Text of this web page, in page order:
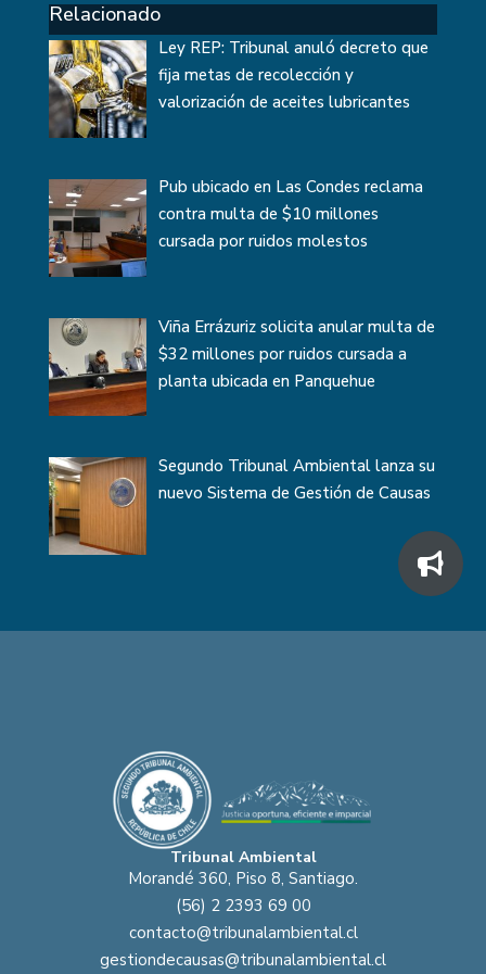
Relacionado
Ley REP: Tribunal anuló decreto que
fija metas de recolección y
valorización de aceites lubricantes
Pub ubicado en Las Condes reclama
contra multa de $10 millones
cursada por ruidos molestos
Viña Errázuriz solicita anular multa de
$32 millones por ruidos cursada a
planta ubicada en Panquehue
Segundo Tribunal Ambiental lanza su
nuevo Sistema de Gestión de Causas
Tribunal Ambiental
Morandé 360, Piso 8, Santiago.
(56) 2 2393 69 00
contacto@tribunalambiental.cl
gestiondecausas@tribunalambiental.cl